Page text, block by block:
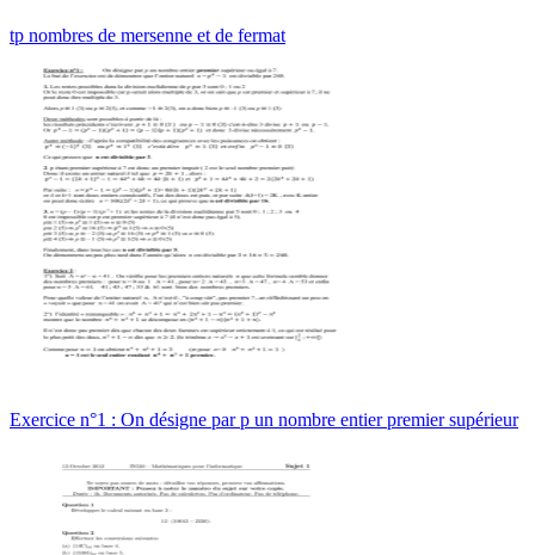
tp nombres de mersenne et de fermat
Exercice n°1 : On désigne par p un nombre entier premier supérieur